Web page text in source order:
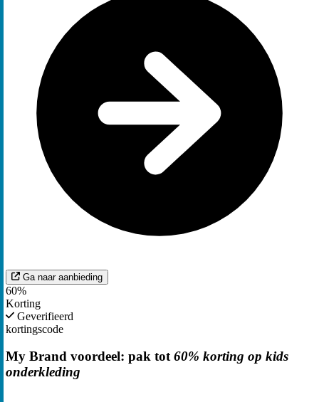
Ga naar aanbieding
60%
Korting
Geverifieerd
kortingscode
My Brand voordeel: pak tot60% korting op kids
onderkleding